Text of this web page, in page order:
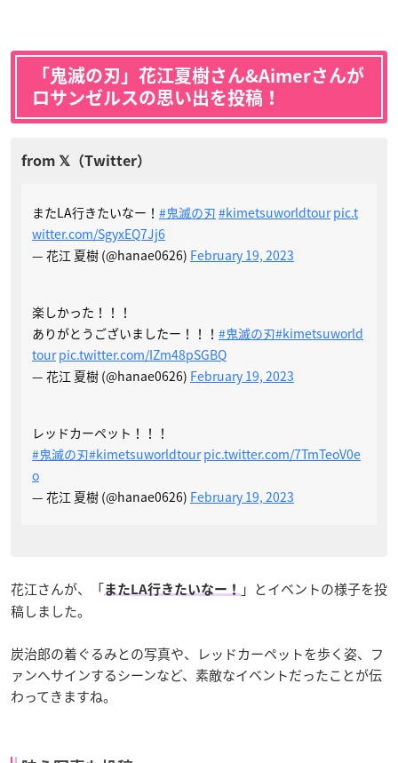
「鬼滅の刃」花江夏樹さん&Aimerさんが
ロサンゼルスの思い出を投稿！
またLA行きたいなー！ #鬼滅の刃 #kimetsuworldtour pic.t
witter.com/SgyxEQ7Jj6
— 花江 夏樹 (@hanae0626) February 19, 2023
楽しかった！！！
ありがとうございましたー！！！ #鬼滅の刃#kimetsuworld
tour pic.twitter.com/IZm48pSGBQ
— 花江 夏樹 (@hanae0626) February 19, 2023
レッドカーペット！！！
#鬼滅の刃#kimetsuworldtour pic.twitter.com/7TmTeoV0e
o
— 花江 夏樹 (@hanae0626) February 19, 2023
花江さんが、「またLA行きたいなー！
」とイベントの様子を投
稿しました。
炭治郎の着ぐるみとの写真や、レッドカーペットを歩く姿、フ
ァンへサインするシーンなど、素敵なイベントだったことが伝
わってきますね。